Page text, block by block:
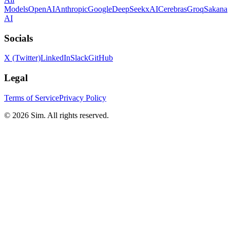
ModelsOpenAIAnthropicGoogleDeepSeekxAICerebrasGroqSakana
AI
Socials
X (Twitter)LinkedInSlackGitHub
Legal
Terms of ServicePrivacy Policy
© 2026 Sim. All rights reserved.